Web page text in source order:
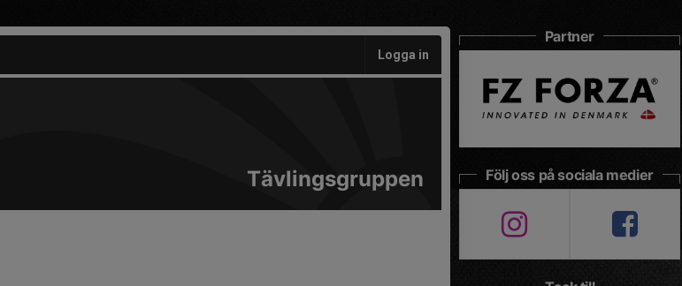
Logga in
Tävlingsgruppen
Partner
Följ oss på sociala medier